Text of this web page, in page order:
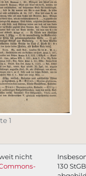
1
nicht
130